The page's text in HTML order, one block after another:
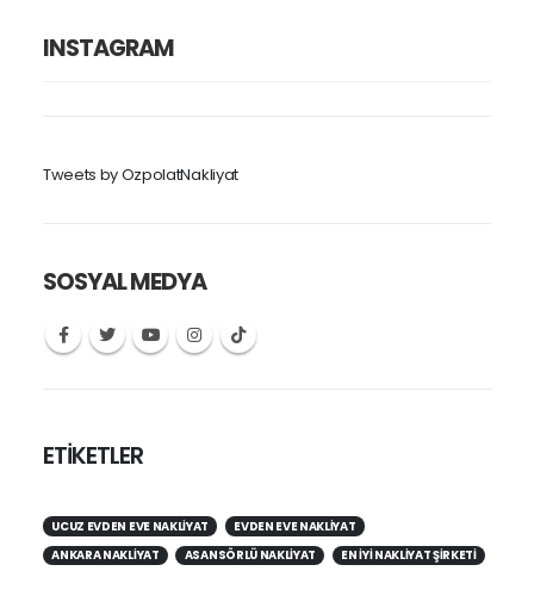
INSTAGRAM
Tweets by OzpolatNakliyat
SOSYAL MEDYA
ETİKETLER
UCUZ EVDEN EVE NAKLIYAT
EVDEN EVE NAKLIYAT
ANKARA NAKLIYAT
ASANSÖRLÜ NAKLIYAT EN IYI NAKLIYAT ŞIRKETI